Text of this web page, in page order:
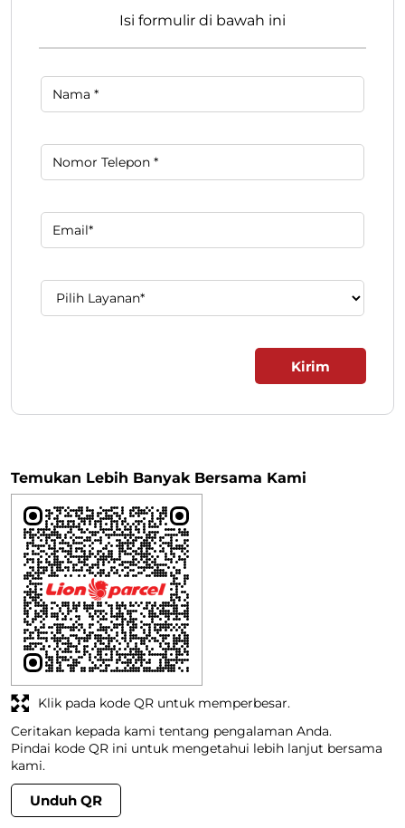
Isi formulir di bawah ini
Temukan Lebih Banyak Bersama Kami
Ceritakan kepada kami tentang pengalaman Anda.
Pindai kode QR ini untuk mengetahui lebih lanjut bersama
kami.
Unduh QR
Klik pada kode QR untuk memperbesar.